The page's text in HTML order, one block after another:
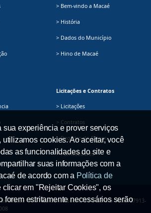
> Bem-vindo a Macaé
> História
> Dados do Município
> Hino de Macaé
Licitações e Contratos
> Licitações
> Contratos
> Registro de Preços
> Fornecedores
Macaé - Av. Presidente Sodré, 534, Centro - CEP: 27913-
sua experiência e prover serviços
cookies. Ao aceitar, você
as funcionalidades do site e
suas informações com a
de acordo com a Política de
clicar em "Rejeitar Cookies", os
forem estritamente necessários serão